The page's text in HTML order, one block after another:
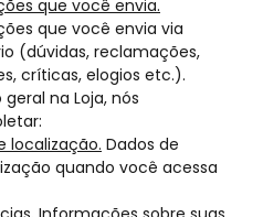
que você envia.
que você envia via
(dúvidas, reclamações,
críticas, elogios etc.).
na Loja, nós
localização. Dados de
quando você acessa